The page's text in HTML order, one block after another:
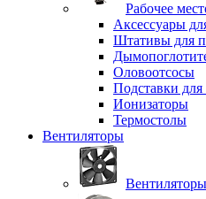
Рабочее
Аксессуары
Штативы для
Оловоотсосы
Подставки для
Ионизаторы
Термостолы
Вентиляторы